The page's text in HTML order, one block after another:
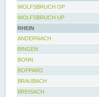
WOLFSBRUCH OP
WOLFSBRUCH UP
RHEIN
ANDERNACH
BINGEN
BONN
BOPPARD
BRAUBACH
BREISACH